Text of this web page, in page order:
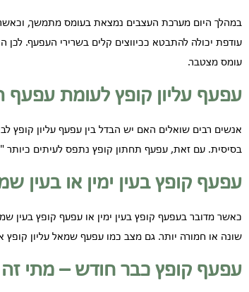
במהלך היום מערכת העצבים נמצאת בעומס מתמשך,
עודפת יכולה להתבטא ככיווצים קלים בשרירי העפעף.
עומס מצטבר.
עפעף עליון קופץ לעומת עפעף
אנשים רבים שואלים האם יש הבדל בין עפעף עליון קופץ
בסיסית. עם זאת, עפעף תחתון קופץ נתפס לעיתים כיותר
עפעף קופץ בעין ימין או בעין
כאשר מדובר בעפעף קופץ בעין ימין או עפעף קופץ בעין
שונה או חמורה יותר. גם מצב כמו עפעף שמאל עליון קופץ
עפעף קופץ כבר חודש – מתי זה